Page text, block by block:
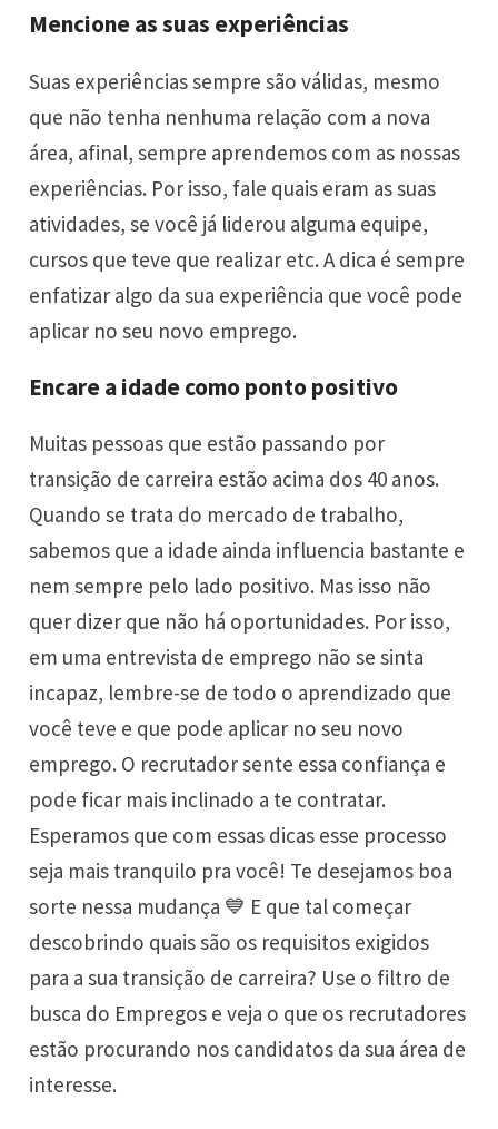
Mencione as suas experiências
Suas experiências sempre são válidas, mesmo
que não tenha nenhuma relação com a nova
área, afinal, sempre aprendemos com as nossas
experiências. Por isso, fale quais eram as suas
atividades, se você já liderou alguma equipe,
cursos que teve que realizar etc. A dica é sempre
enfatizar algo da sua experiência que você pode
aplicar no seu novo emprego.
Encare a idade como ponto positivo
Muitas pessoas que estão passando por
transição de carreira estão acima dos 40 anos.
Quando se trata do mercado de trabalho,
sabemos que a idade ainda influencia bastante e
nem sempre pelo lado positivo. Mas isso não
quer dizer que não há oportunidades. Por isso,
em uma entrevista de emprego não se sinta
incapaz, lembre-se de todo o aprendizado que
você teve e que pode aplicar no seu novo
emprego. O recrutador sente essa confiança e
pode ficar mais inclinado a te contratar.
Esperamos que com essas dicas esse processo
seja mais tranquilo pra você! Te desejamos boa
sorte nessa mudança 💙 E que tal começar
descobrindo quais são os requisitos exigidos
para a sua transição de carreira? Use o filtro de
busca do Empregos e veja o que os recrutadores
estão procurando nos candidatos da sua área de
interesse.